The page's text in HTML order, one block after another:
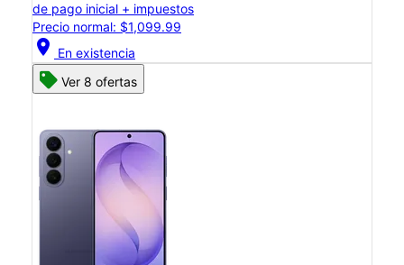
de pago inicial + impuestos
Precio normal: $1,099.99
location_on En existencia
Ver 8 ofertas